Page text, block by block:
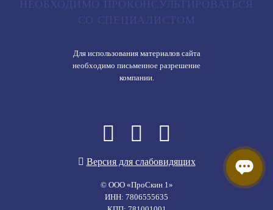
Для использования материалов сайта
необходимо письменное разрешение
компании.
Версия для слабовидящих
© ООО «ПроСкин 1»
ИНН: 7806555635